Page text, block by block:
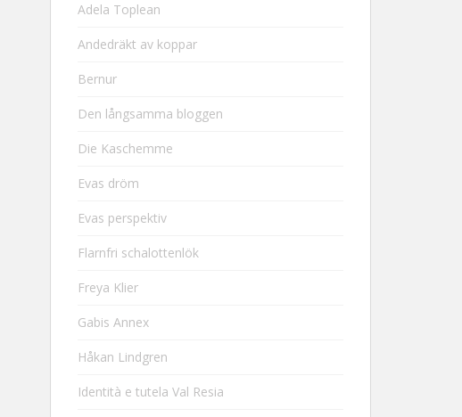
Adela Toplean
Andedräkt av koppar
Bernur
Den långsamma bloggen
Die Kaschemme
Evas dröm
Evas perspektiv
Flarnfri schalottenlök
Freya Klier
Gabis Annex
Håkan Lindgren
Identità e tutela Val Resia